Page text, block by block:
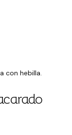
con hebilla.